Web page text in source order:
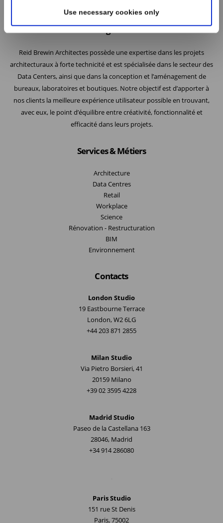
Use necessary cookies only
L’Agence
Reid Brewin Architectes possède une expertise dans les projets
architecturaux à forte technicité et est spécialisée dans le secteur des
Data Centers, ainsi que dans la conception et l’aménagement de
bureaux, laboratoires et boutiques. Notre objectif est d’apporter à
nos clients la meilleure expérience utilisateur possible en trouvant,
avec eux, le point d’équilibre entre créativité, fonctionnalité et
efficacité dans leurs projets.
Services & Métiers
Architecture
Data Centres
Retail
Workplace
Science
Rénovation - Restructuration
BIM
Environnement
Contacts
London Studio
19 Eastbourne Terrace
London, W2 6LG
+44 203 871 2855
Milan Studio
Via Pietro Borsieri, 41
20159 Milano
+39 02 3595 4228
Madrid Studio
Paseo de la Castellana 163
28046, Madrid
+34 914 286080
Paris Studio
151 rue St Denis
Paris, 75002